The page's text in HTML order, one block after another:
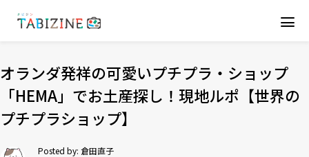
オランダ発祥の可愛いプチプラ・ショップ
「HEMA」でお土産探し！現地ルポ【世界の
プチプラショップ】
Posted by: 倉田直子